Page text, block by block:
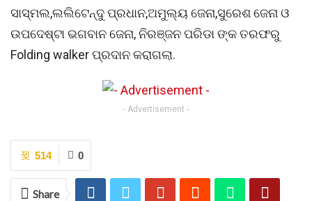
ସାସ୍ମଲ,ଲଲିଟେନ୍ଦୁ ପ୍ରଧାନ,ଅମୁଲ୍ୟ ଜେନା,ସୁରେଶ ଜେନା ଓ
ଉପଦେଷ୍ଟା ଭଗବାନ ଜେନା, ନିରଞ୍ଜନ ପରିଡା ଙ୍କ ତରଫରୁ
Folding walker ପ୍ରଦାନ କରାଗଲା.
- Advertisement -
0
514
Share